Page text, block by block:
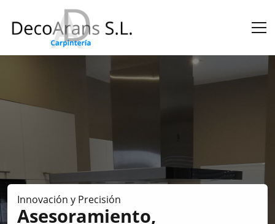
Innovación y Precisión
Asesoramiento,